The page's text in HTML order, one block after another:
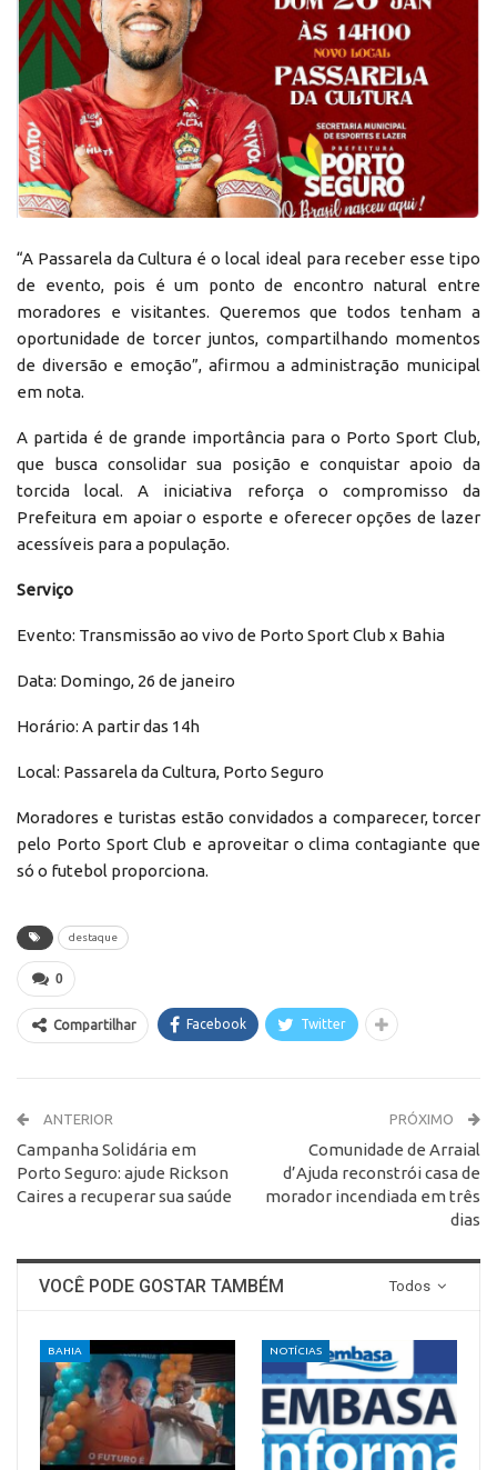
“A Passarela da Cultura é o local ideal para receber esse tipo
de evento, pois é um ponto de encontro natural entre
moradores e visitantes. Queremos que todos tenham a
oportunidade de torcer juntos, compartilhando momentos
de diversão e emoção”, afirmou a administração municipal
em nota.
A partida é de grande importância para o Porto Sport Club,
que busca consolidar sua posição e conquistar apoio da
torcida local. A iniciativa reforça o compromisso da
Prefeitura em apoiar o esporte e oferecer opções de lazer
acessíveis para a população.
Serviço
Evento: Transmissão ao vivo de Porto Sport Club x Bahia
Data: Domingo, 26 de janeiro
Horário: A partir das 14h
Local: Passarela da Cultura, Porto Seguro
Moradores e turistas estão convidados a comparecer, torcer
pelo Porto Sport Club e aproveitar o clima contagiante que
só o futebol proporciona.
destaque
0
Compartilhar Facebook Twitter
ANTERIOR
Campanha Solidária em
Porto Seguro: ajude Rickson
Caires a recuperar sua saúde
PRÓXIMO
Comunidade de Arraial
d’Ajuda reconstrói casa de
morador incendiada em três
dias
Todos
VOCÊ PODE GOSTAR TAMBÉM
BAHIA NOTÍCIAS